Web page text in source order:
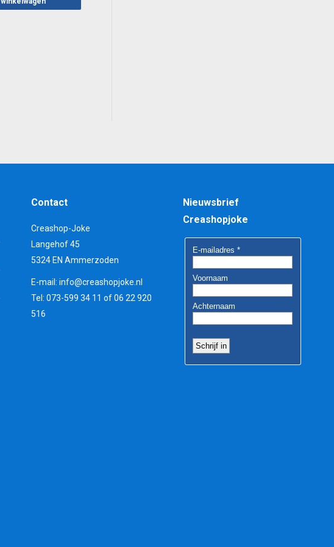
€ 0,55.€ 0,30.
Contact
Creashop-Joke
Langehof 45
5324 EN Ammerzoden
E-mail: info@creashopjoke.nl
Tel: 073-599 34 11 of 06 22 920
516
Nieuwsbrief
Creashopjoke